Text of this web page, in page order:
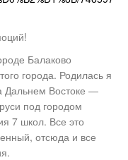
Балаково
города. Родилась я
Дальнем Востоке —
под городом
7 школ. Все это
отсюда и все